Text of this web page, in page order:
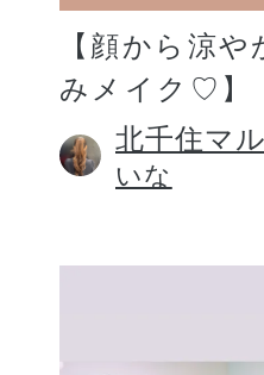
【顔から涼
みメイク♡】
北千住マ
いな